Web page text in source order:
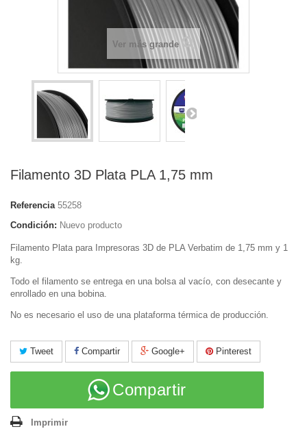
Ver más grande
Filamento 3D Plata PLA 1,75 mm
Referencia 55258
Condición: Nuevo producto
Filamento Plata para Impresoras 3D de PLA Verbatim de 1,75 mm y 1
kg.
Todo el filamento se entrega en una bolsa al vacío, con desecante y
enrollado en una bobina.
No es necesario el uso de una plataforma térmica de producción.
Tweet Compartir Google+ Pinterest
Compartir
Imprimir